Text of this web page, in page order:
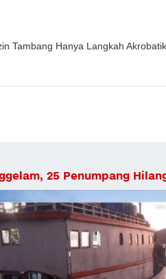
Tambang Hanya Langkah
25 Penumpang